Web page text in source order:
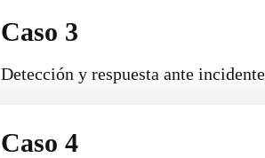
Caso 3
Detección y respuesta ante
Caso 4